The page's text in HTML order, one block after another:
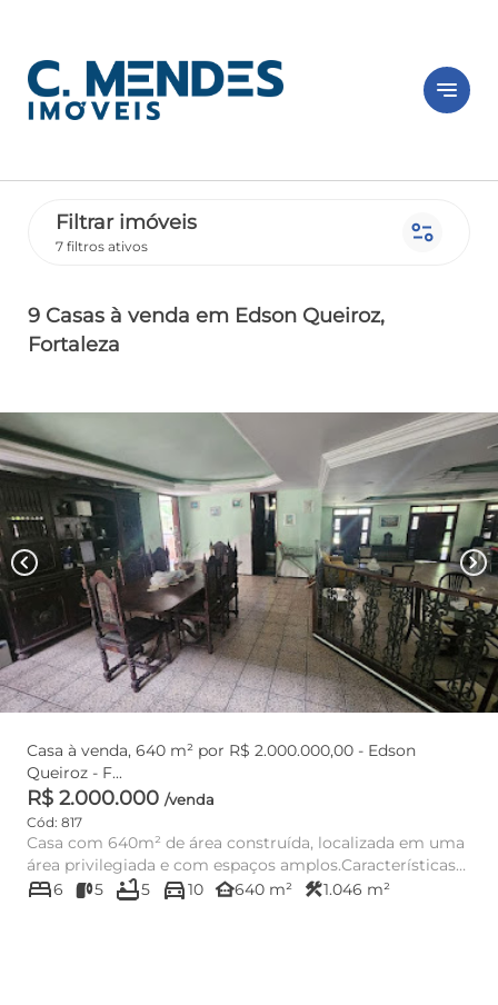
notes
Filtrar imóveis
7 filtros ativos page_info
9 Casas à venda em Edson Queiroz,
Fortaleza
chevron_left chevron_right
Casa à venda, 640 m² por R$ 2.000.000,00 - Edson
Queiroz - F...
R$ 2.000.000 /venda
Cód: 817
Casa com 640m² de área construída, localizada em uma
área privilegiada e com espaços amplos.Características
do Imóvel:-...
bed6 5 bathtub5 directions_car10 other_houses640 m² construction1.046 m²